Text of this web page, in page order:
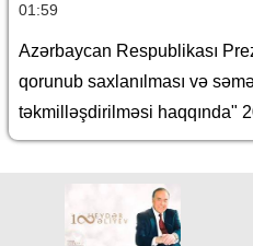
01:59
Azərbaycan Respublikası
qorunub saxlanılması və
təkmilləşdirilməsi haqqında"
nömrəli və "Azərbaycan
Respublikasının İqtisadiyyat
Əsasnamə"nin təsdiqi və